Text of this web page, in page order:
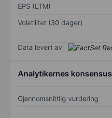
EPS (LTM)
Volatilitet (30 dager)
Data levert av
Analytikernes konsensus
Gjennomsnittlig vurdering